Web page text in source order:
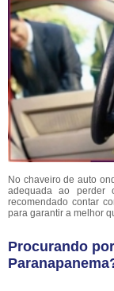
No chaveiro de auto
adequada ao perder
recomendado contar
para garantir a melhor
Procurando